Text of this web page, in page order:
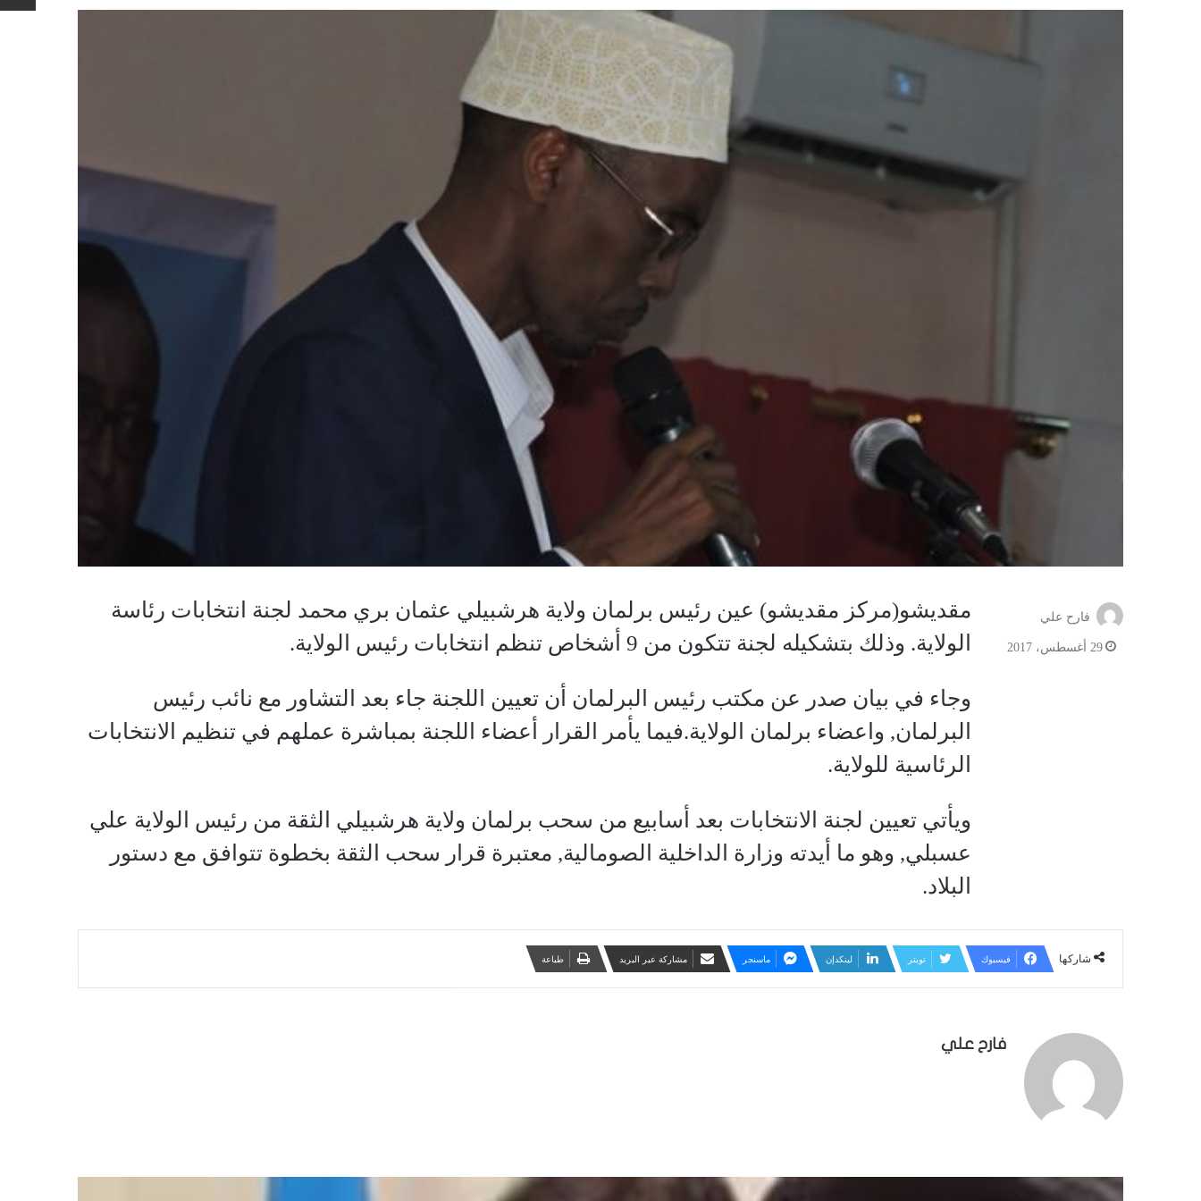
مقديشو(مركز مقديشو) عين رئيس برلمان ولاية هرشبيلي عثمان بري محمد لجنة انتخابات رئاسة
الولاية. وذلك بتشكيله لجنة تتكون من 9 أشخاص تنظم انتخابات رئيس الولاية.
وجاء في بيان صدر عن مكتب رئيس البرلمان أن تعيين اللجنة جاء بعد التشاور مع نائب رئيس
البرلمان, واعضاء برلمان الولاية.فيما يأمر القرار أعضاء اللجنة بمباشرة عملهم في تنظيم الانتخابات
الرئاسية للولاية.
ويأتي تعيين لجنة الانتخابات بعد أسابيع من سحب برلمان ولاية هرشبيلي الثقة من رئيس الولاية علي
عسبلي, وهو ما
أيدته وزارة الداخلية الصومالية, معتبرة قرار سحب الثقة بخطوة تتوافق مع دستور
البلاد.
فارح علي
29 أغسطس، 2017
شاركها فيسبوك تويتر لينكدإن ماسنجر مشاركة عبر البريد طباعة
فارح علي